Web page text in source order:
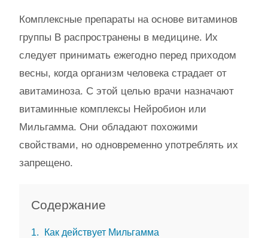
Комплексные препараты на основе витаминов
группы B распространены в медицине. Их
следует принимать ежегодно перед приходом
весны, когда организм человека страдает от
авитаминоза. С этой целью врачи назначают
витаминные комплексы Нейробион или
Мильгамма. Они обладают похожими
свойствами, но одновременно употреблять их
запрещено.
Содержание
1
Как действует Мильгамма